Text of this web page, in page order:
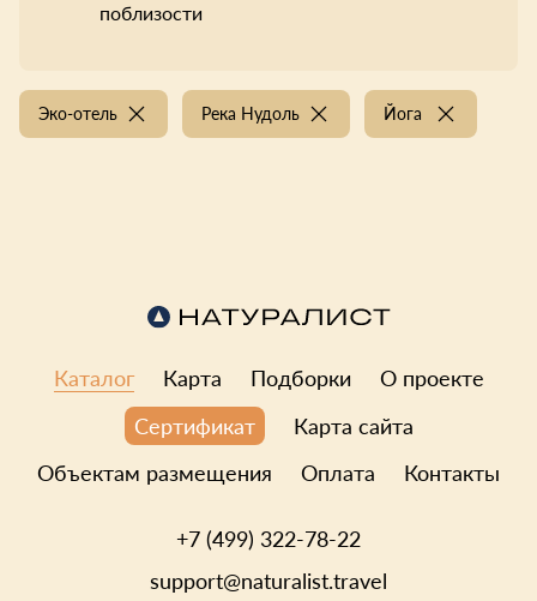
поблизости
Эко-отель Река Нудоль Йога
Каталог Карта Подборки
О проекте
Сертификат
Карта сайта
Объектам размещения
Оплата Контакты
+7 (499) 322-78-22
support@naturalist.travel